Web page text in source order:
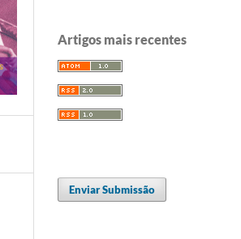
Artigos mais recentes
Enviar Submissão